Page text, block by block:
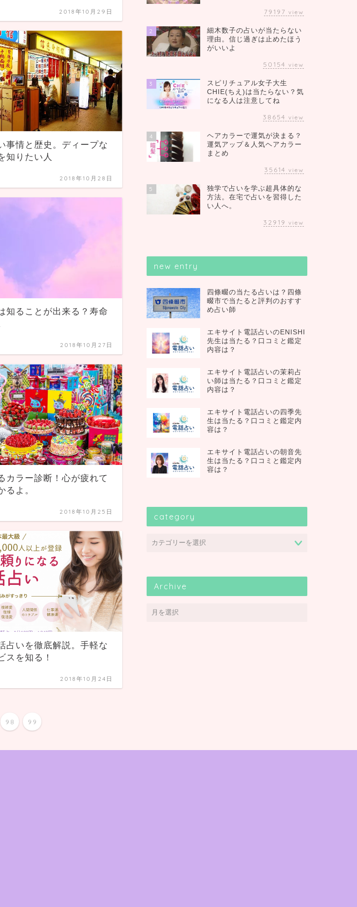
2018年10月29日
事情と歴史。ディープな
知りたい人
2018年10月28日
知ることが出来る？寿命
2018年10月27日
カラー診断！心が疲れて
るよ。
2018年10月25日
占いを徹底解説。手軽な
スを知る！
2018年10月24日
98 99
79197 view
2
細木数子の占いが当たらない
理由。信じ過ぎは止めたほう
がいいよ
50154 view
3
スピリチュアル女子大生
CHIE(ちえ)は当たらない？気
になる人は注意してね
38654 view
4
ヘアカラーで運気が決まる？
運気アップ＆人気ヘアカラー
まとめ
35614 view
5
独学で占いを学ぶ超具体的な
方法。在宅で占いを習得した
い人へ。
32919 view
new entry
四條畷の当たる占いは？四條
畷市で当たると評判のおすす
め占い師
エキサイト電話占いのENISHI
先生は当たる？口コミと鑑定
内容は？
エキサイト電話占いの茉莉占
い師は当たる？口コミと鑑定
内容は？
エキサイト電話占いの四季先
生は当たる？口コミと鑑定内
容は？
エキサイト電話占いの朝音先
生は当たる？口コミと鑑定内
容は？
category
Archive